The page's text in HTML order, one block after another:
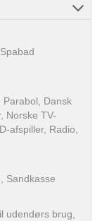
Dansk
Norske TV-
afspiller, Radio,
Sandkasse
udendørs brug,